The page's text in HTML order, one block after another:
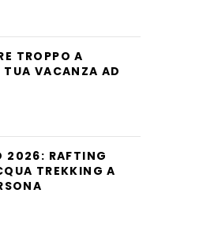
TROPPO A
TUA VACANZA AD
2026: RAFTING
TREKKING A